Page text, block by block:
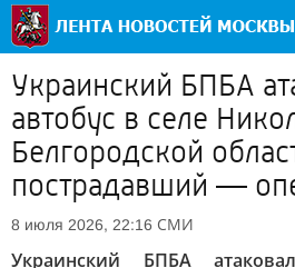
Украинский БПБА
автобус в селе
Белгородской
пострадавший —
8 июля 2026, 22:16 СМИ
Украинский БПБА